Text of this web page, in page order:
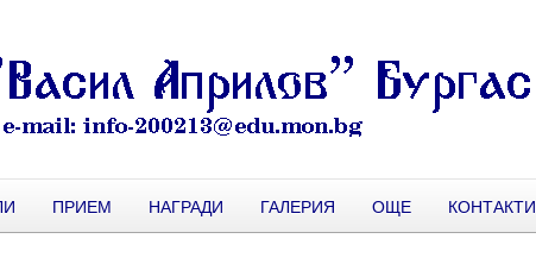
ПРИЕМ НАГРАДИ ГАЛЕРИЯ ОЩЕ КОНТАКТИ